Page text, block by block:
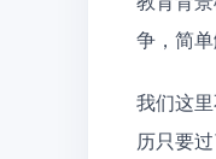
争，简
我们这
历只要